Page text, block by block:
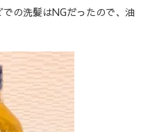
の洗髪はNGだったので、油